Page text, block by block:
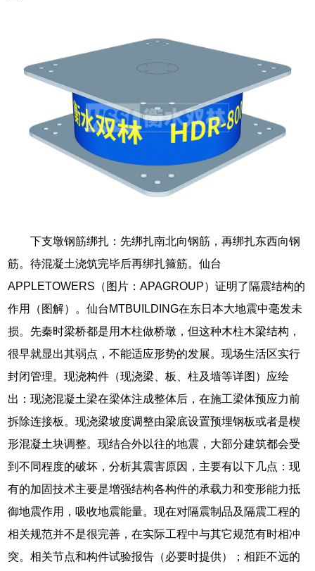
下支墩钢筋绑扎：先绑扎南北向钢筋，再绑扎东西向钢
筋。待混凝土浇筑完毕后再绑扎箍筋。仙台
APPLETOWERS（图片：APAGROUP）证明了隔震结构的
作用（图解）。仙台MTBUILDING在东日本大地震中毫发未
损。先秦时梁桥都是用木柱做桥墩，但这种木柱木梁结构，
很早就显出其弱点，不能适应形势的发展。现场生活区实行
封闭管理。现浇构件（现浇梁、板、柱及墙等详图）应绘
出：现浇混凝土梁在梁体注成整体后，在施工梁体预应力前
拆除连接板。现浇梁坡度调整由梁底设置预埋钢板或者是楔
形混凝土块调整。现结合外以往的地震，大部分建筑都会受
到不同程度的破坏，分析其震害原因，主要有以下几点：现
有的加固技术主要是增强结构各构件的承载力和变形能力抵
御地震作用，吸收地震能量。现在对隔震制品及隔震工程的
相关规范并不是很完善，在实际工程中与其它规范有时相冲
突。相关节点和构件试验报告（必要时提供）；相距不远的